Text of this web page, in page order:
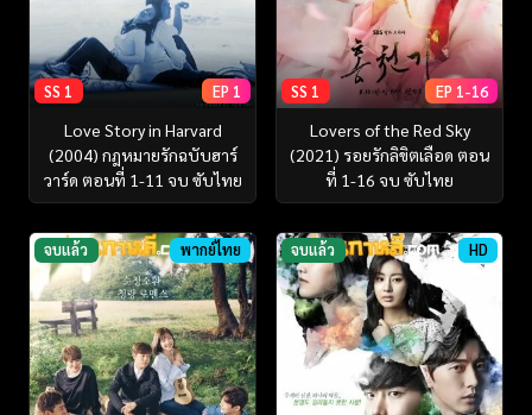
SS 1 EP 1
Love Story in Harvard
(2004) กฎหมายรักฉบับฮาร์
วาร์ด ตอนที่ 1-11 จบ ซับไทย
SS 1 EP 1-16
Lovers of the Red Sky
(2021) รอยรักลิขิตเลือด ตอน
ที่ 1-16 จบ ซับไทย
จบแล้ว พากย์ไทย จบแล้ว HD